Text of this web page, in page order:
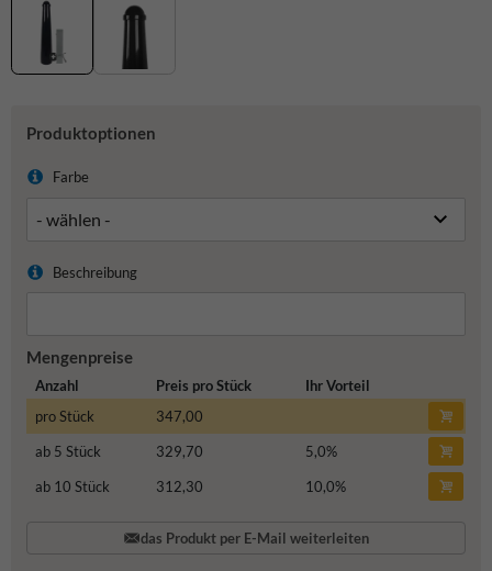
Produktoptionen
Farbe
Beschreibung
Mengenpreise
Anzahl Preis pro Stück
Ihr Vorteil
pro Stück
347,00
ab 5 Stück
329,70 5,0%
ab 10 Stück
312,30 10,0%
das Produkt per E-Mail weiterleiten